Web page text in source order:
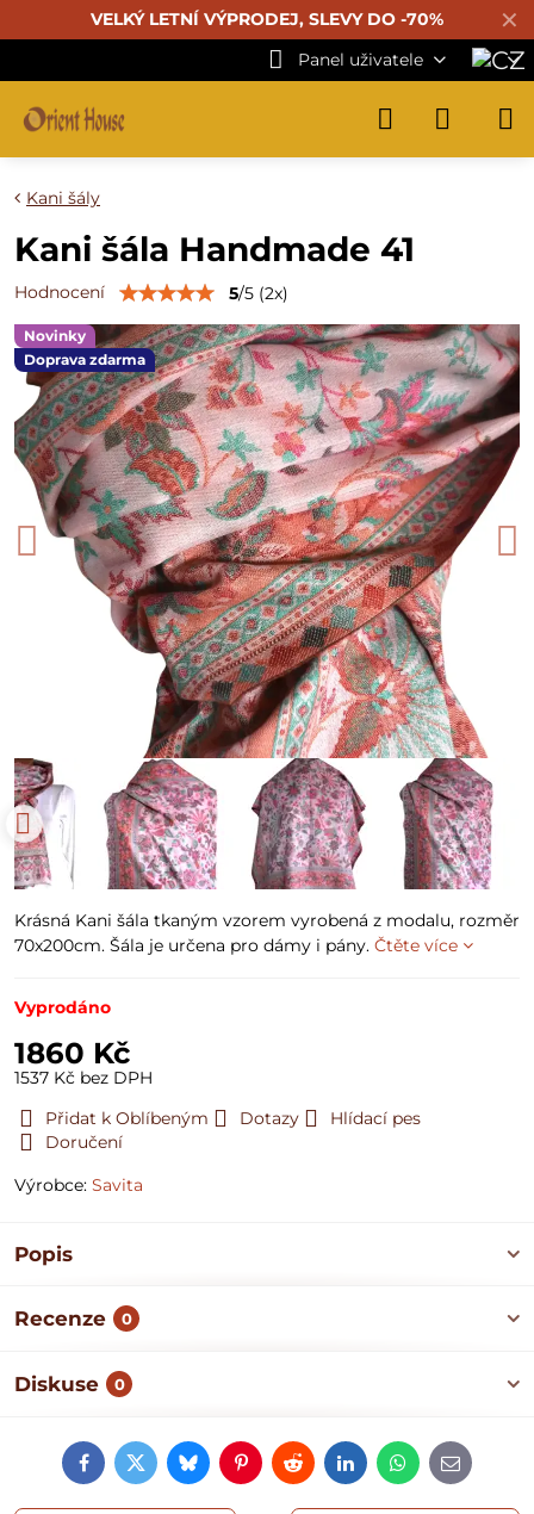
✕
VELKÝ LETNÍ VÝPRODEJ, SLEVY DO -70%
Panel uživatele
Novinky
Doprava zdarma
Kani šály
Kani šála Handmade 41
Hodnocení 5/5 (2x)
Krásná Kani šála tkaným vzorem vyrobená z modalu, rozměr
70x200cm. Šála je určena pro dámy i pány. Čtěte více
Vyprodáno
1860 Kč
1537 Kč bez DPH
Přidat k Oblíbeným
Dotazy
Hlídací pes
Doručení
Výrobce: Savita
Popis
Recenze 0
Diskuse 0
FacebookTwitterBlueskyPinterestRedditLinkedInWhatsApp
E-
mail